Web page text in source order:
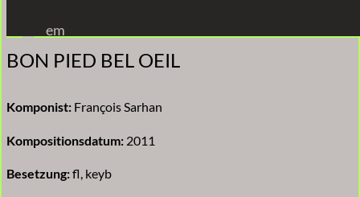
Inhalt
springen
em
BON PIED BEL OEIL
Komponist: François Sarhan
Kompositionsdatum: 2011
Besetzung:fl, keyb